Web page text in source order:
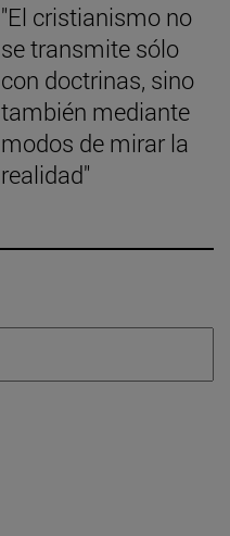
"El cristianismo no
se transmite sólo
con doctrinas, sino
también mediante
modos de mirar la
realidad"